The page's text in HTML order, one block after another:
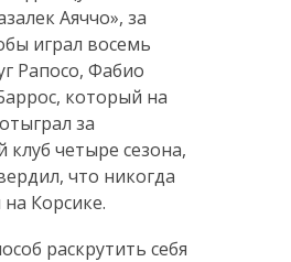
Аяччо», за
играл восемь
Рапосо, Фабио
который на
за
клуб четыре сезона,
что никогда
Корсике.
раскрутить себя